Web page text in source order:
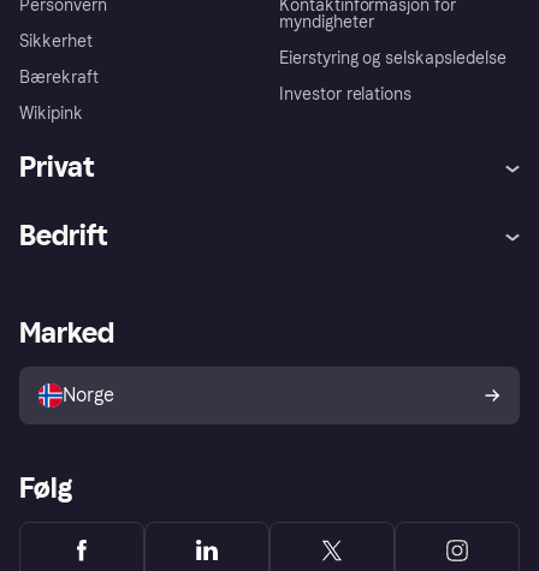
Personvern
Sikkerhet
Bærekraft
Wikipink
Kontaktinformasjon for
myndigheter
Eierstyring og selskapsledelse
Investor relations
Privat
Utforsk butikker
Bedrift
Merchant portal
Marked
Norge
Følg